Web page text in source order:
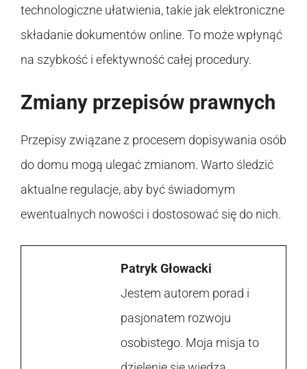
technologiczne ułatwienia, takie jak elektroniczne
składanie dokumentów online. To może wpłynąć
na szybkość i efektywność całej procedury.
Zmiany przepisów prawnych
Przepisy związane z procesem dopisywania osób
do domu mogą ulegać zmianom. Warto śledzić
aktualne regulacje, aby być świadomym
ewentualnych nowości i dostosować się do nich.
Patryk Głowacki
Jestem autorem porad i
pasjonatem rozwoju
osobistego. Moja misja to